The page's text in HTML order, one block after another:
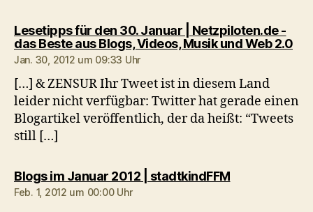
Lesetipps für den 30. Januar | Netzpiloten.de -
das Beste aus Blogs, Videos, Musik und Web 2.0
Jan. 30, 2012 um 09:33 Uhr
[…] & ZENSUR Ihr Tweet ist in diesem Land
leider nicht verfügbar: Twitter hat gerade einen
Blogartikel veröffentlich, der da heißt: “Tweets
still […]
Blogs im Januar 2012 | stadtkindFFMsagt:
Feb. 1, 2012 um 00:00 Uhr